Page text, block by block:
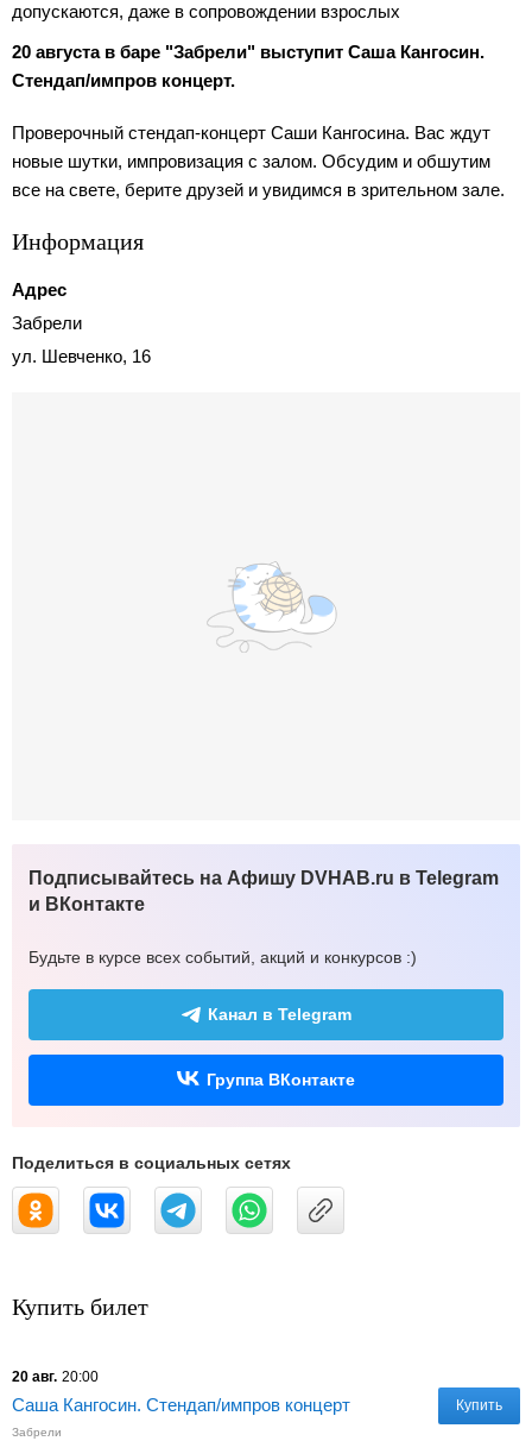
допускаются, даже в сопровождении взрослых
20 августа в баре "Забрели" выступит Саша Кангосин.
Стендап/импров концерт.
Проверочный стендап-концерт Саши Кангосина. Вас ждут
новые шутки, импровизация с залом. Обсудим и обшутим
все на свете, берите друзей и увидимся в зрительном зале.
Информация
Адрес
Забрели
ул. Шевченко, 16
Подписывайтесь на Афишу DVHAB.ru в Telegram
и ВКонтакте
Будьте в курсе всех событий, акций и конкурсов :)
Канал в Telegram
Группа ВКонтакте
Поделиться в социальных сетях
Купить билет
20 авг. 20:00
Саша Кангосин. Стендап/импров концерт
Забрели
Купить